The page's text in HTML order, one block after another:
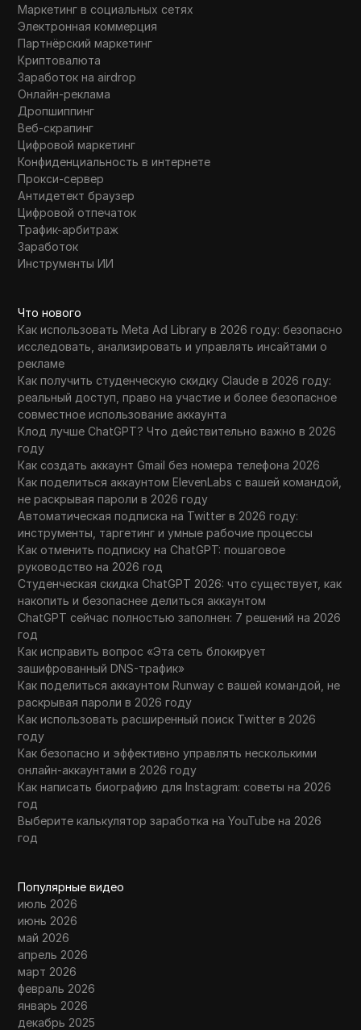
Маркетинг в социальных сетях
Электронная коммерция
Партнёрский маркетинг
Криптовалюта
Заработок на airdrop
Онлайн-реклама
Дропшиппинг
Веб-скрапинг
Цифровой маркетинг
Конфиденциальность в интернете
Прокси-сервер
Антидетект браузер
Цифровой отпечаток
Трафик-арбитраж
Заработок
Инструменты ИИ
Что нового
Как использовать Meta Ad Library в 2026 году: безопасно
исследовать, анализировать и управлять инсайтами о
рекламе
Как получить студенческую скидку Claude в 2026 году:
реальный доступ, право на участие и более безопасное
совместное использование аккаунта
Клод лучше ChatGPT? Что действительно важно в 2026
году
Как создать аккаунт Gmail без номера телефона 2026
Как поделиться аккаунтом ElevenLabs с вашей командой,
не раскрывая пароли в 2026 году
Автоматическая подписка на Twitter в 2026 году:
инструменты, таргетинг и умные рабочие процессы
Как отменить подписку на ChatGPT: пошаговое
руководство на 2026 год
Студенческая скидка ChatGPT 2026: что существует, как
накопить и безопаснее делиться аккаунтом
ChatGPT сейчас полностью заполнен: 7 решений на 2026
год
Как исправить вопрос «Эта сеть блокирует
зашифрованный DNS-трафик»
Как поделиться аккаунтом Runway с вашей командой, не
раскрывая пароли в 2026 году
Как использовать расширенный поиск Twitter в 2026
году
Как безопасно и эффективно управлять несколькими
онлайн-аккаунтами в 2026 году
Как написать биографию для Instagram: советы на 2026
год
Выберите калькулятор заработка на YouTube на 2026
год
Популярные видео
июль 2026
июнь 2026
май 2026
апрель 2026
март 2026
февраль 2026
январь 2026
декабрь 2025